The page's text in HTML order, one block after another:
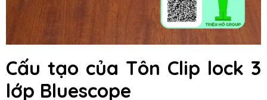
Cấu tạo của Tôn Clip lock 3
lớp Bluescope